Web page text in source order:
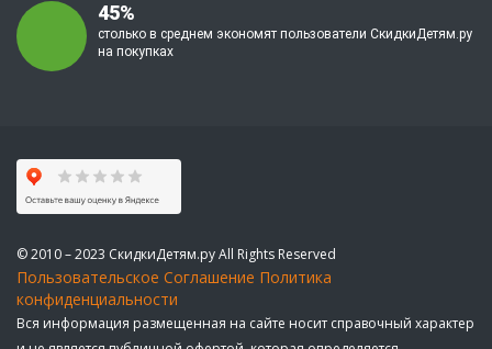
45%
столько в среднем экономят пользователи СкидкиДетям.ру
на покупках
© 2010 – 2023 СкидкиДетям.ру All Rights Reserved
Пользовательское Соглашение Политика
конфиденциальности
Вся информация размещенная на сайте носит справочный характер